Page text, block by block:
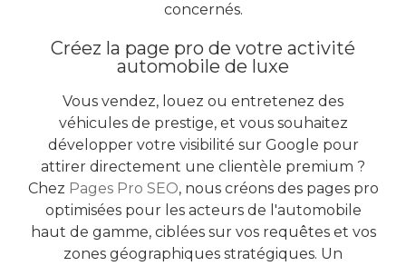
concernés.
Créez la page pro de votre activité
automobile de luxe
Vous vendez, louez ou entretenez des
véhicules de prestige, et vous souhaitez
développer votre visibilité sur Google pour
attirer directement une clientèle premium ?
Chez Pages Pro SEO, nous créons des pages pro
optimisées pour les acteurs de l'automobile
haut de gamme, ciblées sur vos requêtes et vos
zones géographiques stratégiques. Un